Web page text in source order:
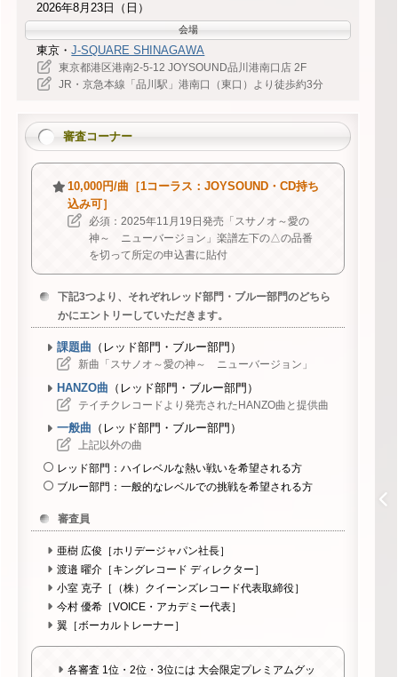
2026年8月23日（日）
会場
東京・J-SQUARE SHINAGAWA
東京都港区港南2-5-12 JOYSOUND品川港南口店 2F
JR・京急本線「品川駅」港南口（東口）より徒歩約3分
審査コーナー
10,000円/曲［1コーラス：JOYSOUND・CD持ち
込み可］
必須：2025年11月19日発売「スサノオ～愛の
神～ ニューバージョン」楽譜左下の△の品番
を切って所定の申込書に貼付
下記3つより、それぞれレッド部門・ブルー部門のどちら
かにエントリーしていただきます。
課題曲 （レッド部門・ブルー部門）
新曲「スサノオ～愛の神～ ニューバージョン」
HANZO曲 （レッド部門・ブルー部門）
テイチクレコードより発売されたHANZO曲と提供曲
一般曲 （レッド部門・ブルー部門）
上記以外の曲
レッド部門：ハイレベルな熱い戦いを希望される方
ブルー部門：一般的なレベルでの挑戦を希望される方
審査員
亜樹 広俊［ホリデージャパン社長］
渡邉 曜介［キングレコード ディレクター］
小室 克子［（株）クイーンズレコード代表取締役］
今村 優希［VOICE・アカデミー代表］
翼［ボーカルトレーナー］
各審査 1位・2位・3位には 大会限定プレミアムグッ